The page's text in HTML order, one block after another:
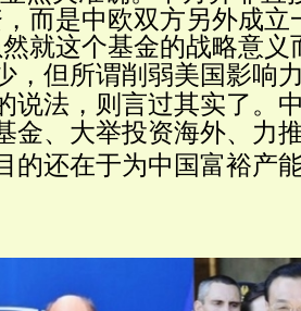
而是中欧双方另外成立
就这个基金的战略意
，但所谓削弱美国影响
说法，则言过其实了。
金、大举投资海外、力
的还在于为中国富裕产